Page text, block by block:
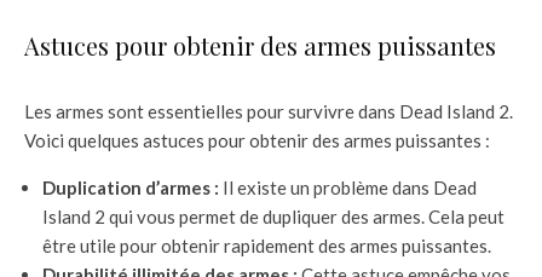
Astuces pour obtenir des armes puissantes
Les armes sont essentielles pour survivre dans Dead Island 2.
Voici quelques astuces pour obtenir des armes puissantes :
Duplication d’armes : Il existe un problème dans Dead
Island 2 qui vous permet de dupliquer des armes. Cela peut
être utile pour obtenir rapidement des armes puissantes.